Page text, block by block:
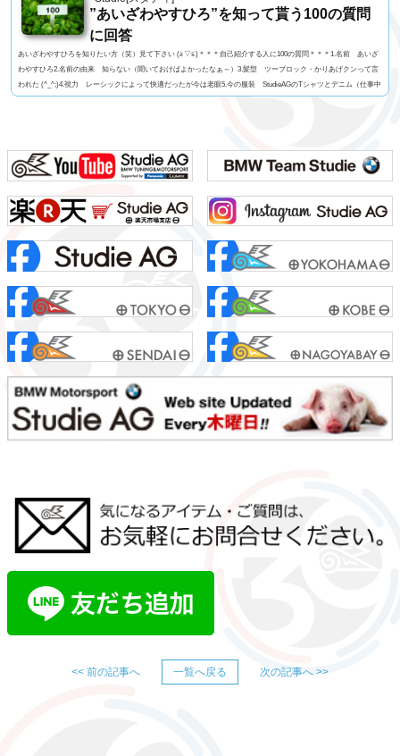
”あいざわやすひろ”を知って貰う100の質問
に回答
あいざわやすひろを知りたい方（笑）見て下さい (≧▽≦)＊＊＊自己紹介する人に100の質問＊＊＊1.名前 あいざ
わやすひろ2.名前の由来 知らない（聞いておけばよかったなぁ～）3.髪型 ツーブロック・かりあげクンって言
われた (^_^;)4.視力 レーシックによって快適だったが今は老眼5.今の服装 StudieAGのTシャツとデニム（仕事中
<< 前の記事へ 一覧へ戻る 次の記事へ >>